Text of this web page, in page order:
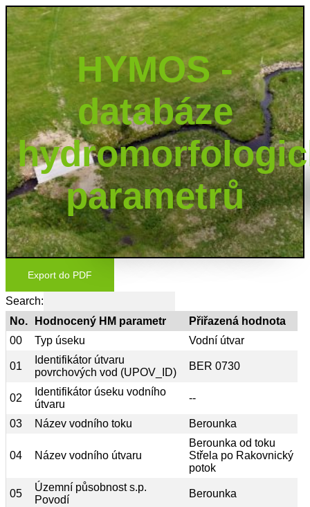
HYMOS -
databáze
parametrů
Export do PDF
Search:
No.
Hodnocený HM parametr
Přiřazená hodnota
00
Typ úseku Vodní útvar
01
Identifikátor útvaru
povrchových vod (UPOV_ID)
BER 0730
02
Identifikátor úseku vodního
útvaru
--
03 Název vodního toku Berounka
04 Název vodního útvaru
Berounka od toku
Střela po Rakovnický
potok
05
Územní působnost s.p.
Povodí
Berounka